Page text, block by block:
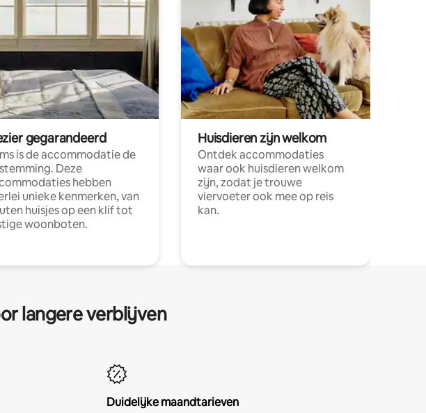
gegarandeerd
is de accommodatie de
Deze
hebben
unieke kenmerken, van
huisjes op een klif tot
woonboten.
Huisdieren zijn welkom
Ontdek accommodaties
waar ook huisdieren welkom
zijn, zodat je trouwe
viervoeter ook mee op reis
kan.
langere verblijven
Duidelijke maandtarieven